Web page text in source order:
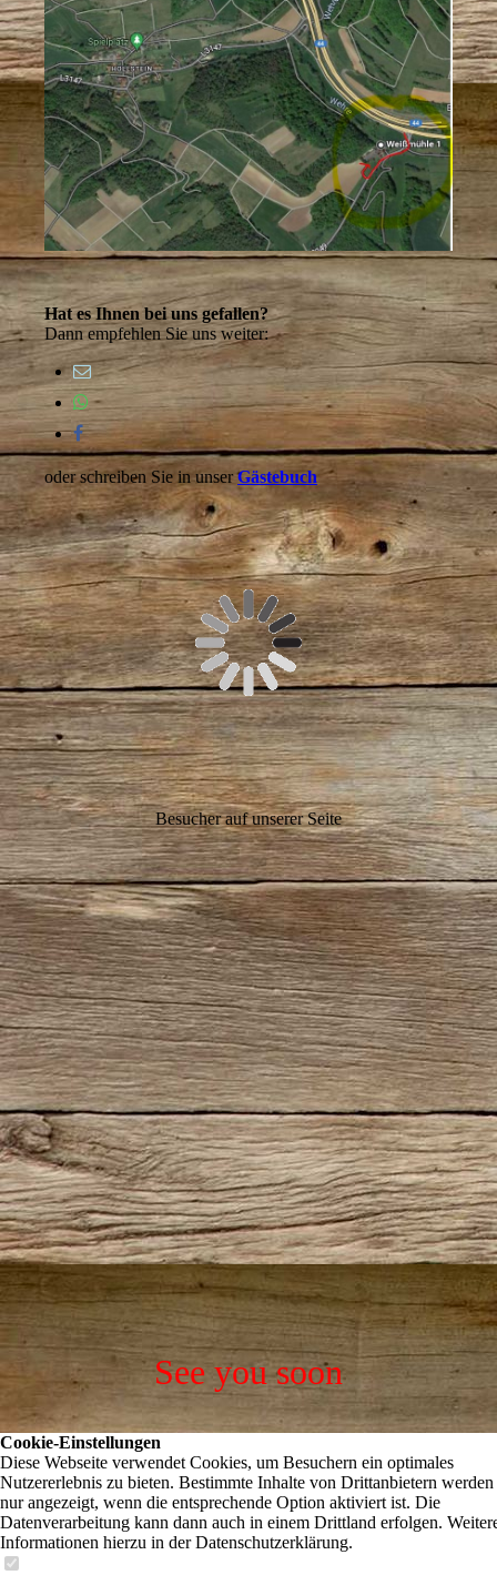
Hat es Ihnen bei uns gefallen?
Dann empfehlen Sie uns weiter:
oder schreiben Sie in unserGästebuch
Besucher auf unserer Seite
See you soon
Cookie-Einstellungen
Diese Webseite verwendet Cookies, um Besuchern ein optimales
Nutzererlebnis zu bieten. Bestimmte Inhalte von Drittanbietern werden
nur angezeigt, wenn die entsprechende Option aktiviert ist. Die
Datenverarbeitung kann dann auch in einem Drittland erfolgen.
Informationen hierzu in der Datenschutzerklärung.